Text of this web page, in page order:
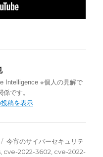
Intelligence ※個人の見解で
です。
稿を表示
カ
テ
今宵のサイバーセキュリテ
cve-2022-3602 cve-2022-